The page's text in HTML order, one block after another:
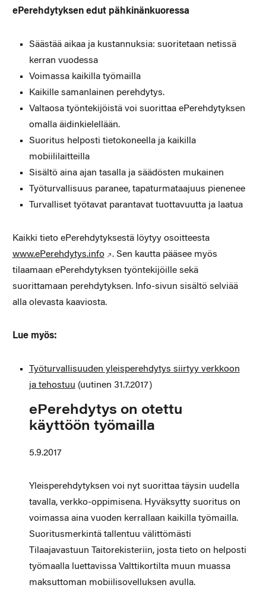
ePerehdytyksen edut pähkinänkuoressa
Säästää aikaa ja kustannuksia: suoritetaan netissä
kerran vuodessa
Voimassa kaikilla työmailla
Kaikille samanlainen perehdytys.
Valtaosa työntekijöistä voi suorittaa ePerehdytyksen
omalla äidinkielellään.
Suoritus helposti tietokoneella ja kaikilla
mobiililaitteilla
Sisältö aina ajan tasalla ja säädösten mukainen
Työturvallisuus paranee, tapaturmataajuus pienenee
Turvalliset työtavat parantavat tuottavuutta ja laatua
Kaikki tieto ePerehdytyksestä löytyy osoitteesta
www.ePerehdytys.info
. Sen kautta pääsee myös
tilaamaan ePerehdytyksen työntekijöille sekä
suorittamaan perehdytyksen. Info-sivun sisältö selviää
alla olevasta kaaviosta.
Lue myös:
Työturvallisuuden yleisperehdytys siirtyy verkkoon
ja tehostuu (uutinen 31.7.2017)
ePerehdytys on otettu
käyttöön työmailla
5.9.2017
Yleisperehdytyksen voi nyt suorittaa täysin uudella
tavalla, verkko-oppimisena. Hyväksytty suoritus on
voimassa aina vuoden kerrallaan kaikilla työmailla.
Suoritusmerkintä tallentuu välittömästi
Tilaajavastuun Taitorekisteriin, josta tieto on helposti
työmaalla luettavissa Valttikortilta muun muassa
maksuttoman mobiilisovelluksen avulla.